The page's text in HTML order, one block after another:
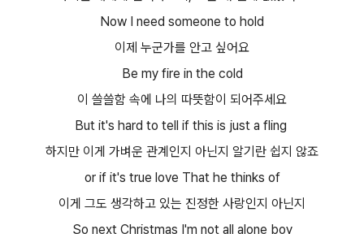
Now I need someone to hold
이제 누군가를 안고 싶어요​
Be my fire in the cold
이 쓸쓸함 속에 나의 따뜻함이 되어주세요​
But it's hard to tell if this is just a fling
하지만 이게 가벼운 관계인지 아닌지 알기란 쉽지 않죠​
or if it's true love That he thinks of
이게 그도 생각하고 있는 진정한 사랑인지 아닌지
So next Christmas I'm not all alone boy